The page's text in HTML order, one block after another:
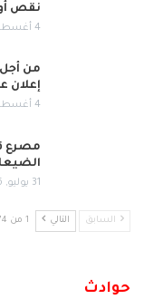
نقص
4 أغسطس, 2026
من
إعلان
4 أغسطس, 2026
مصرع
31 يوليو, 2026
السابق التالي 1 من 574
حوادث